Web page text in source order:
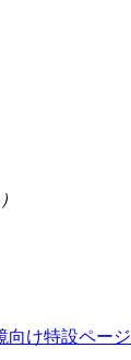
向け特設ページ